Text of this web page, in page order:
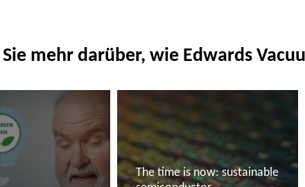
mehr darüber, wie Edwards
The time is now: sustainable